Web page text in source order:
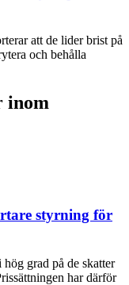
att de lider brist på
och behålla
inom
styrning för
grad på de skatter
har därför